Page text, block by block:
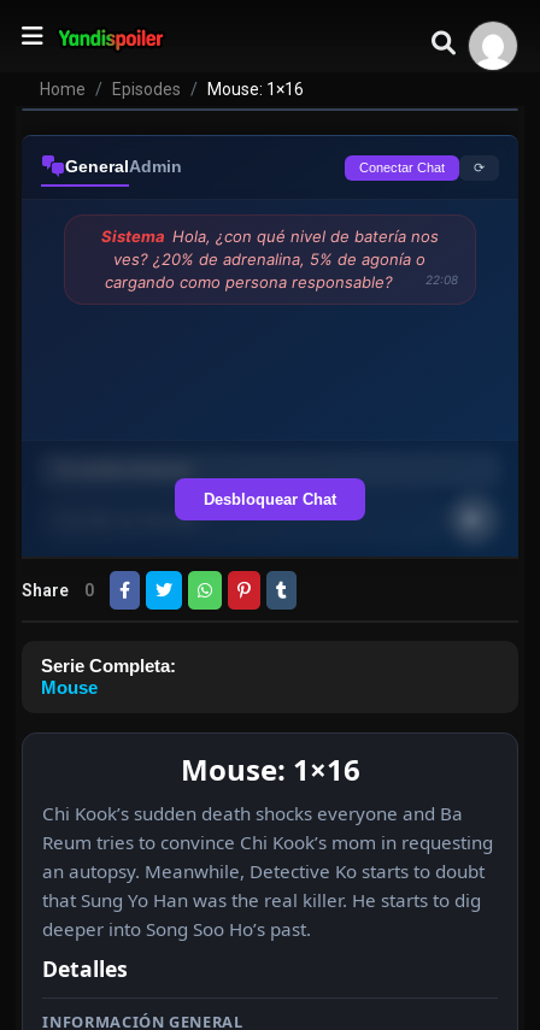
Home Episodes Mouse: 1×16
GeneralAdmin Conectar Chat ⟳
Sistema Hola, ¿con qué nivel de batería nos
ves? ¿20% de adrenalina, 5% de agonía o
cargando como persona responsable?
22:08
Desbloquear Chat
Share 0
Serie Completa:
Mouse
Mouse: 1×16
Chi Kook’s sudden death shocks everyone and Ba
Reum tries to convince Chi Kook’s mom in requesting
an autopsy. Meanwhile, Detective Ko starts to doubt
that Sung Yo Han was the real killer. He starts to dig
deeper into Song Soo Ho’s past.
Detalles
INFORMACIÓN GENERAL